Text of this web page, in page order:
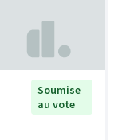
Soumise
au vote